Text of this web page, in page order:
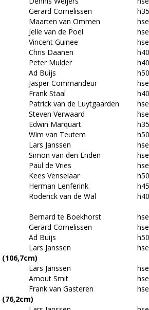
Gerard Cornelissen
h35
Maarten van Ommen
Jelle van de Poel
Vincent Guinee
Chris Daanen
h40
Peter Mulder
h40
Ad Buijs
h50
Jasper Commandeur
Frank Staal
h40
Patrick van de Luytgaarden
Steven Verwaard
Edwin Marquart
h35
Wim van Teutem
h50
Lars Janssen
Simon van den Enden
Paul de Vries
Kees Venselaar
h50
Herman Lenferink
h45
Roderick van de Wal
h40
Bernard te Boekhorst
Gerard Cornelissen
Ad Buijs
h50
Lars Janssen
Lars Janssen
Arnout Smit
Frank van Gasteren